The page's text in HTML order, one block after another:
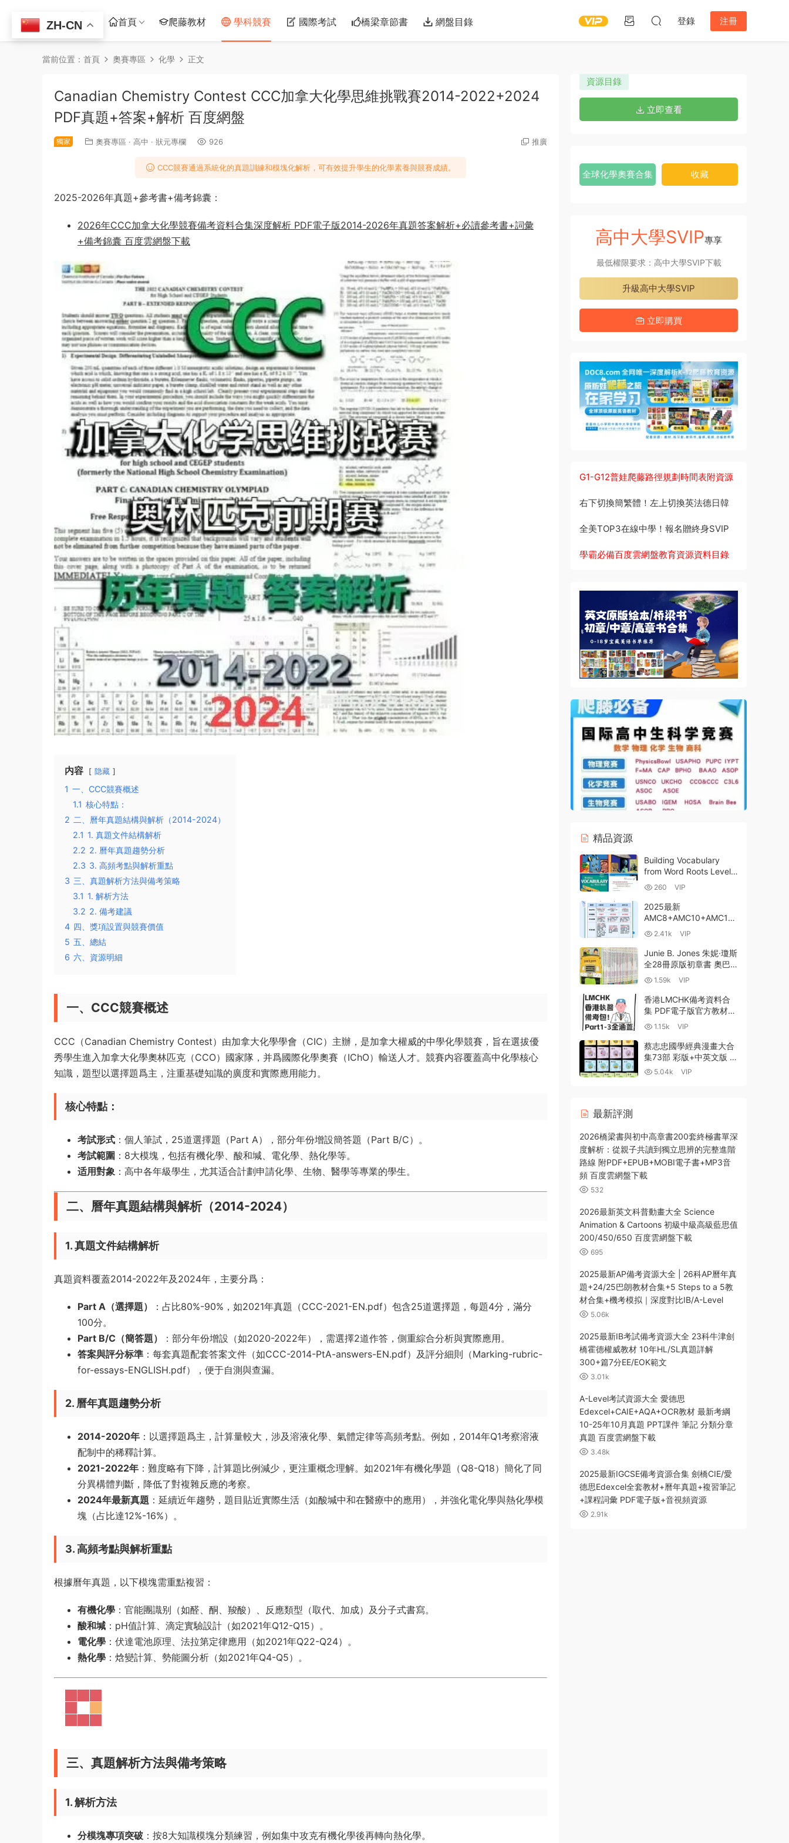
首頁 爬藤教材 學科競賽 國際考試 橋梁章節書 網盤目錄 登錄 注冊
當前位置： 首頁 奧賽專區 化學 正文
Canadian Chemistry Contest CCC加拿大化學思維挑戰賽2014-2022+2024
PDF真題+答案+解析 百度網盤
獨家 奧賽專區 · 高中 · 狀元專欄 926 推廣
CCC競賽通過系統化的真題訓練和模塊化解析，可有效提升學生的化學素養與競賽成績。
2025-2026年真題+參考書+備考錦囊：
2026年CCC加拿大化學競賽備考資料合集深度解析 PDF電子版2014-2026年真題答案解析+必讀參考書+詞彙
+備考錦囊 百度雲網盤下載
内容 隐藏
1 一、CCC競賽概述
1.1 核心特點：
2 二、曆年真題結構與解析（2014-2024）
2.1 1. 真題文件結構解析
2.2 2. 曆年真題趨勢分析
2.3 3. 高頻考點與解析重點
3 三、真題解析方法與備考策略
3.1 1. 解析方法
3.2 2. 備考建議
4 四、獎項設置與競賽價值
5 五、總結
6 六、資源明細
一、CCC競賽概述
CCC（Canadian Chemistry Contest）由加拿大化學學會（CIC）主辦，是加拿大權威的中學化學競賽，旨在選拔優
秀學生進入加拿大化學奧林匹克（CCO）國家隊，并爲國際化學奧賽（IChO）輸送人才。競賽内容覆蓋高中化學核心
知識，題型以選擇題爲主，注重基礎知識的廣度和實際應用能力。
核心特點：
考試形式 ：個人筆試，25道選擇題（Part A），部分年份增設簡答題（Part B/C）。
考試範圍 ：8大模塊，包括有機化學、酸和堿、電化學、熱化學等。
适用對象 ：高中各年級學生，尤其适合計劃申請化學、生物、醫學等專業的學生。
二、曆年真題結構與解析（2014-2024）
1. 真題文件結構解析
真題資料覆蓋2014-2022年及2024年，主要分爲：
Part A（選擇題）
：占比80%-90%，如2021年真題（CCC-2021-EN.pdf）包含25道選擇題，每題4分，滿分
100分。
Part B/C（簡答題）
：部分年份增設（如2020-2022年），需選擇2道作答，側重綜合分析與實際應用。
答案與評分标準 ：每套真題配套答案文件（如CCC-2014-PtA-answers-EN.pdf）及評分細則（Marking-rubric-
for-essays-ENGLISH.pdf），便于自測與查漏。
2. 曆年真題趨勢分析
2014-2020年 ：以選擇題爲主，計算量較大，涉及溶液化學、氣體定律等高頻考點。例如，2014年Q1考察溶液
配制中的稀釋計算。
2021-2022年 ：難度略有下降，計算題比例減少，更注重概念理解。如2021年有機化學題（Q8-Q18）簡化了同
分異構體判斷，降低了對複雜反應的考察。
2024年最新真題 ：延續近年趨勢，題目貼近實際生活（如酸堿中和在醫療中的應用），并強化電化學與熱化學模
塊（占比達12%-16%）。
3. 高頻考點與解析重點
根據曆年真題，以下模塊需重點複習：
有機化學 ：官能團識别（如醛、酮、羧酸）、反應類型（取代、加成）及分子式書寫。
酸和堿 ：pH值計算、滴定實驗設計（如2021年Q12-Q15）。
電化學 ：伏達電池原理、法拉第定律應用（如2021年Q22-Q24）。
熱化學 ：焓變計算、勢能圖分析（如2021年Q4-Q5）。
三、真題解析方法與備考策略
1. 解析方法
分模塊專項突破 ：按8大知識模塊分類練習，例如集中攻克有機化學後再轉向熱化學。
資源目錄
立即查看
全球化學奧賽合集 收藏
高中大學SVIP專享
最低權限要求：高中大學SVIP下載
升級高中大學SVIP
立即購買
G1-G12普娃爬藤路徑規劃時間表附資源
右下切換簡繁體！左上切換英法德日韓
全美TOP3在線中學！報名贈終身SVIP
學霸必備百度雲網盤教育資源資料目錄
精品資源
Building Vocabulary
from Word Roots Level
3-5 詞根詞彙學習系列教
材PDF電子版 百度雲網盤
下載
260 VIP
2025最新
AMC8+AMC10+AMC12
備考資源下載 2000-
2024年真題答案解析+分
類題庫+必刷題+公式+詞
彙表+競賽參考書
2.41k VIP
Junie B. Jones 朱妮·瓊斯
全28冊原版初章書 奧巴
馬千金同款 PDF電子書
MP3音頻 百度雲網盤下載
1.59k VIP
香港LMCHK備考資料合
集 PDF電子版官方教材真
題 BRS系列參考書
MRCP+PasTest+PassMe
dicine題庫
DIT+KAPLAN+Pathoma
1.15k VIP
蔡志忠國學經典漫畫大合
集73部 彩版+中英文版 打
通孩子大語文“任督二脈”
5.04k VIP
最新評測
2026橋梁書與初中高章書200套終極書單深
度解析：從親子共讀到獨立思辨的完整進階
路線 附PDF+EPUB+MOBI電子書+MP3音
頻 百度雲網盤下載
532
2026最新英文科普動畫大全 Science
Animation & Cartoons 初級中級高級藍思值
200/450/650 百度雲網盤下載
695
2025最新AP備考資源大全 | 26科AP曆年真
題+24/25巴朗教材合集+5 Steps to a 5教
材合集+機考模拟｜深度對比IB/A-Level
5.06k
2025最新IB考試備考資源大全 23科牛津劍
橋霍德權威教材 10年HL/SL真題詳解
300+篇7分EE/EOK範文
3.01k
A-Level考試資源大全 愛德思
Edexcel+CAIE+AQA+OCR教材 最新考綱
10-25年10月真題 PPT課件 筆記 分類分章
真題 百度雲網盤下載
3.48k
2025最新IGCSE備考資源合集 劍橋CIE/愛
德思Edexcel全套教材+曆年真題+複習筆記
+課程詞彙 PDF電子版+音視頻資源
2.91k
ZH-CN